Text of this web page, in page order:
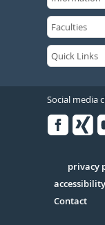
Social media
Serivce
privacy
Contact